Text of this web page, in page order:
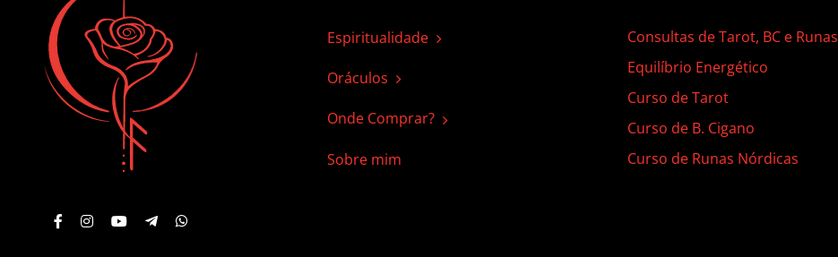
Espiritualidade
Oráculos
Onde Comprar?
Sobre mim
Consultas de Tarot, BC e Runas
Equilíbrio Energético
Curso de Tarot
Curso de B. Cigano
Curso de Runas Nórdicas